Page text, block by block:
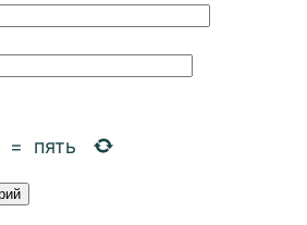
= пять